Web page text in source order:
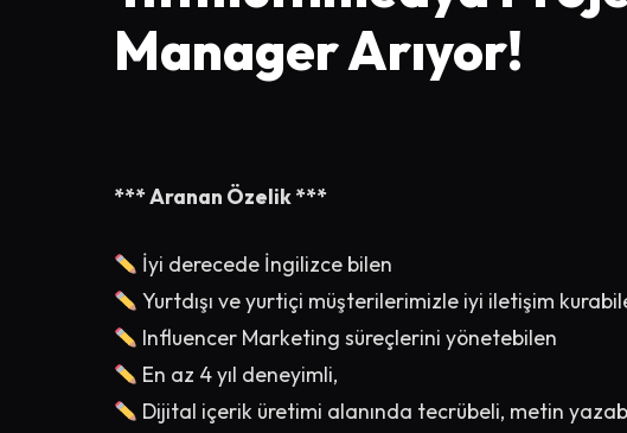
Manager Arıyor!
*** Aranan Özelik ***
İyi derecede İngilizce bilen
Yurtdışı ve yurtiçi müşterilerimizle iyi iletişim
Influencer Marketing süreçlerini yönetebilen
En az 4 yıl deneyimli,
Dijital içerik üretimi alanında tecrübeli, metin